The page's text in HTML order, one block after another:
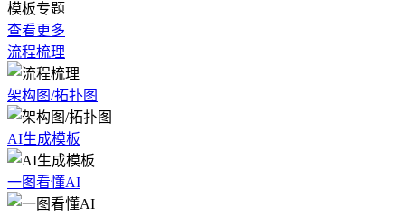
模板专题
查看更多
流程梳理
架构图/拓扑图
AI生成模板
一图看懂AI